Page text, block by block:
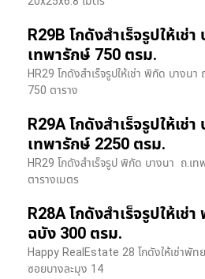
R29B โกดังสำเร็จรูปให้เช่
เทพารักษ์ 750 ตรม.
HR29 โกดังสำเร็จรูปให้เช่า พิกัด บางน
750 ตาราง
R29A โกดังสำเร็จรูปให้เช่
เทพารักษ์ 2250 ตรม.
HR29 โกดังสำเร็จรูป พิกัด บางนา​ ถ.เ
ตารางเมตร
R28A โกดังสำเร็จรูปให้เช่
ฉบัง 300 ตรม.
Happy RealEstate 28 โกดังให้เช่าพั
ซอยบางละมุง 14